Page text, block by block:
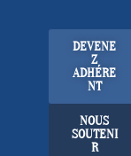
DEVENE
Z
ADHÉRE
NT
NOUS
SOUTENI
R